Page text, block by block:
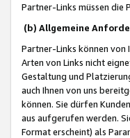
Partner-Links müssen die
(b) Allgemeine
Partner-Links können von
Arten von Links nicht
Gestaltung und
auch Ihnen von uns
können. Sie dürfen
aus aufgerufen werden.
Format erscheint) als